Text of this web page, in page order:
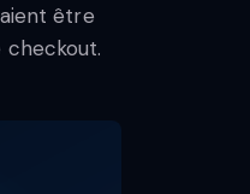
être
checkout.